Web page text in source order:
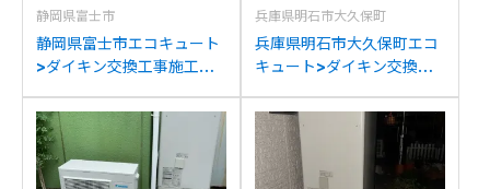
静岡県富士市
静岡県富士市エコキュート
>ダイキン交換工事施工事
らダイキンEQX37ZFVへの
交換
兵庫県明石市大久保町
兵庫県明石市大久保町エコ
キュート>ダイキン交換工
HPT37WX4からダイキン
EQX37ZFVへの交換